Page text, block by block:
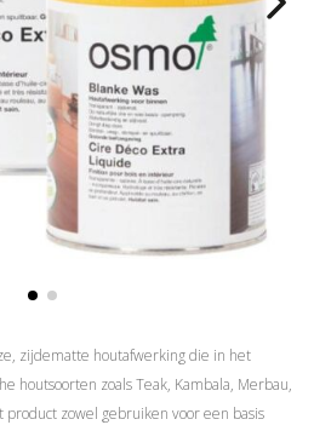
zijdematte houtafwerking die in het
houtsoorten zoals Teak, Kambala, Merbau,
zowel gebruiken voor een basis